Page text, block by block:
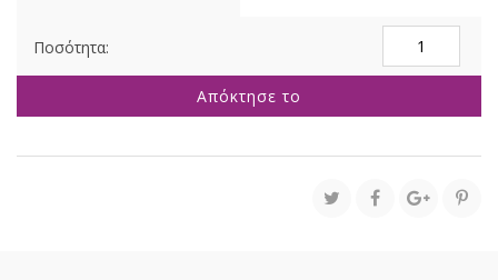
ΣΤΕΦΑΝΙ
ΜΕ
55EK
Απόκτησε το